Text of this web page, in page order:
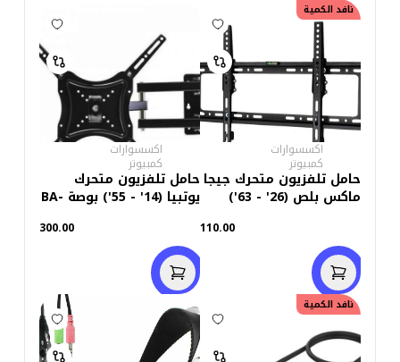
نافد الكمية
اكسسوارات
كمبيوتر
حامل تلفزيون متحرك جيجا
ماكس بلص (26' - 63')
110.00
اكسسوارات
كمبيوتر
حامل تلفزيون متحرك
يوتبيا (14' - 55') بوصة BA-
300.00
نافد الكمية